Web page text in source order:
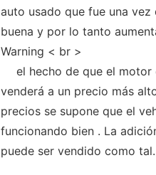
auto usado que fue una
buena y por lo tanto
Warning < br >
el hecho de que el motor
venderá a un precio más
precios se supone que el
funcionando bien . La
puede ser vendido como tal.